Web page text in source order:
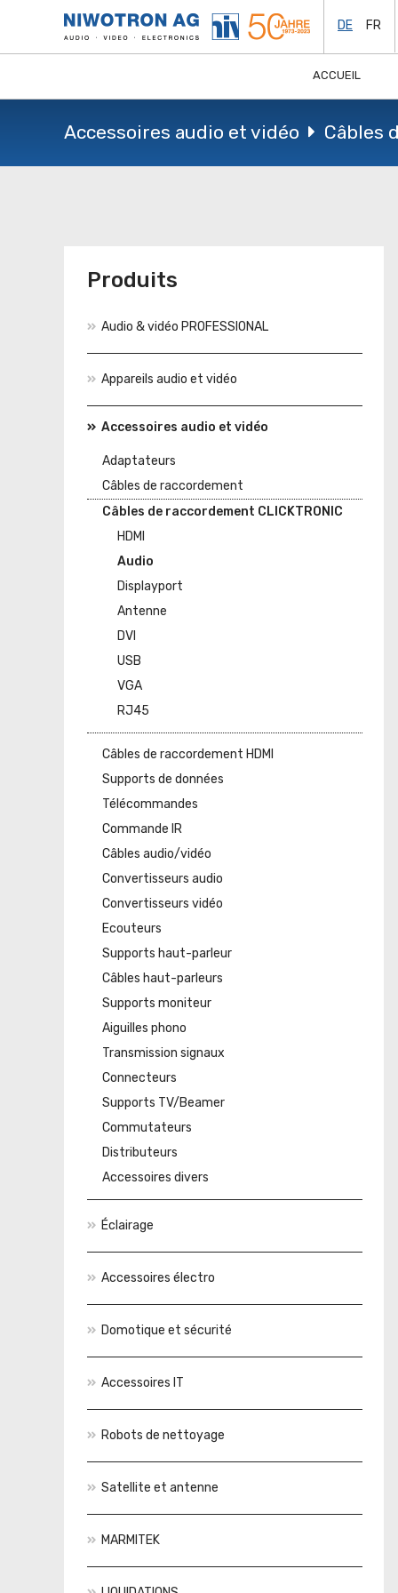
DE FR
ACCUEIL
Accessoires audio et vidéo Câbles
Produits
Audio & vidéo PROFESSIONAL
Appareils audio et vidéo
Accessoires audio et vidéo
Adaptateurs
Câbles de raccordement
Câbles de raccordement CLICKTRONIC
HDMI
Audio
Displayport
Antenne
DVI
USB
VGA
RJ45
Câbles de raccordement HDMI
Supports de données
Télécommandes
Commande IR
Câbles audio/vidéo
Convertisseurs audio
Convertisseurs vidéo
Ecouteurs
Supports haut-parleur
Câbles haut-parleurs
Supports moniteur
Aiguilles phono
Transmission signaux
Connecteurs
Supports TV/Beamer
Commutateurs
Distributeurs
Accessoires divers
Éclairage
Accessoires électro
Domotique et sécurité
Accessoires IT
Robots de nettoyage
Satellite et antenne
MARMITEK